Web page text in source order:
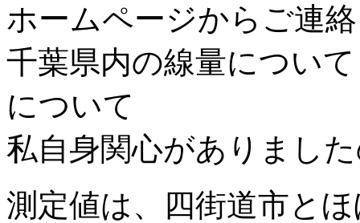
ホームページからご連
千葉県内の線量につい
について
私自身関心がありまし
測定値は、四街道市と